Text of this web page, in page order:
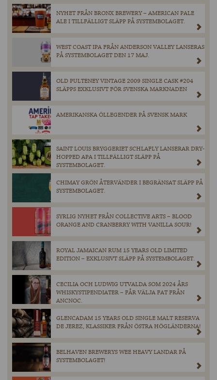
NYHET FRÅN BRONX BREWERY – AMERICAN PALE
ALE I TILLFÄLLIGT SLÄPP PÅ SYSTEMBOLAGET.
WEST COAST IPA FRÅN ANDERSON VALLEY LANSERAS
PÅ SYSTEMBOLAGET DEN 17 MAJ.
OLD PULTENEY VINTAGE 2009 SINGLE CASK #204
SLÄPPS EXKLUSIVT FÖR SVENSKA MARKNADEN
AMERIKANSKA ÖLLEGENDER PÅ SVENSK MARK
SAINT LOUIS BRYGGERIET SCHLAFLY LANSERAR DRY-
HOPPED APA I TILLFÄLLIGT SLÄPP PÅ
SYSTEMBOLAGET.
CHIMAY GRÖN ÅTERVÄNDER I BEGRÄNSAT SLÄPP PÅ
SYSTEMBOLAGET.
SYRLIG NYHET FRÅN COLLECTIVE ARTS – BLOOD
ORANGE AND CRANBERRY WITH VANILLA SOUR!
ROYAL JAMAICAN RUM 15 YEARS OLD LIMITED
EDITION – EXKLUSIVT SLÄPP PÅ SYSTEMBOLAGET.
CECILIA OCH LUDWIG UTVALDA SOM 2024 ÅRS
WHISKYSTIPENDIATER – FÅR VÄLJA FAT FRÅN
ANCNOC.
GLENCADAM 15 YEARS OLD SINGLE MALT RESERVA
DE JEREZ, KLASSIKER FRÅN ÖSTRA HÖGLÄNDERNA!
BELHAVEN BREWERYS WEE HEAVY LANDAR PÅ
SYSTEMBOLAGET!